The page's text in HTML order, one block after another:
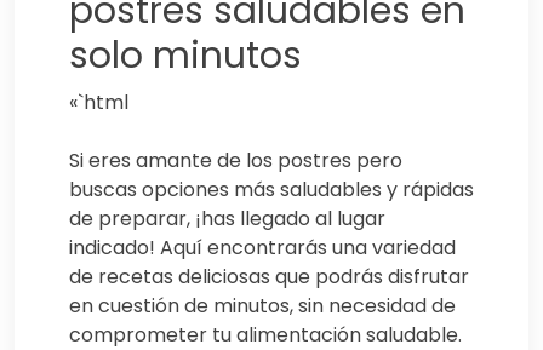
postres saludables en
solo minutos
«`html
Si eres amante de los postres pero
buscas opciones más saludables y rápidas
de preparar, ¡has llegado al lugar
indicado! Aquí encontrarás una variedad
de recetas deliciosas que podrás disfrutar
en cuestión de minutos, sin necesidad de
comprometer tu alimentación saludable.